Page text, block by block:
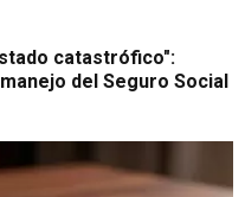
catastrófico":
del Seguro Social